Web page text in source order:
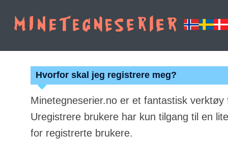
Hvorfor skal jeg registrere meg?
Minetegneserier.no er et fantastisk
Uregistrere brukere har kun tilgang til en
for registrerte brukere.